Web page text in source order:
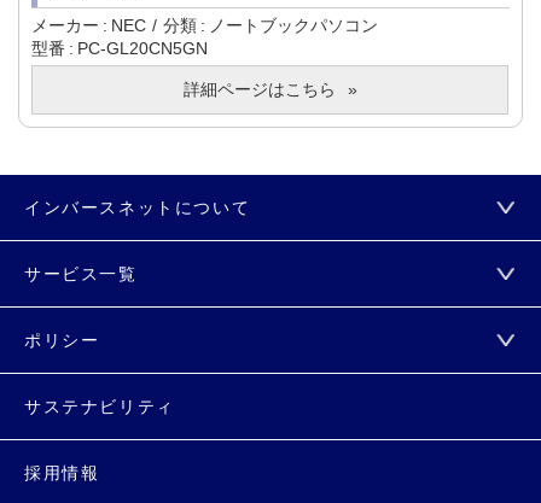
メーカー NEC 分類
ノートブックパソコン
型番
PC-GL20CN5GN
詳細ページはこちら
インバースネットについて
サービス一覧
ポリシー
サステナビリティ
採用情報